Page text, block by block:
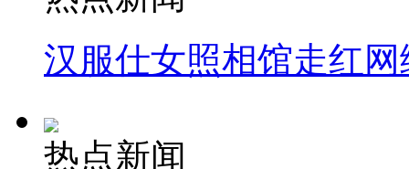
汉服仕女照相馆走红网
热点新闻